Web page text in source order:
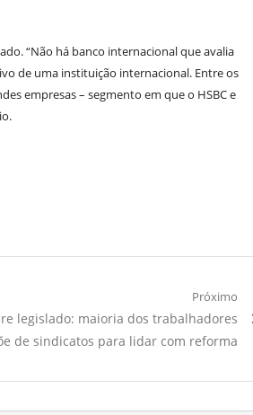
“Não há banco internacional que avalia
de uma instituição internacional. Entre os
empresas – segmento em que o HSBC e
Próximo
legislado: maioria dos trabalhadores
de sindicatos para lidar com reforma